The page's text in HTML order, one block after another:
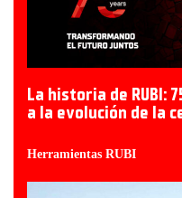
La historia de RUBI:
a la evolución de la
Herramientas RUBI